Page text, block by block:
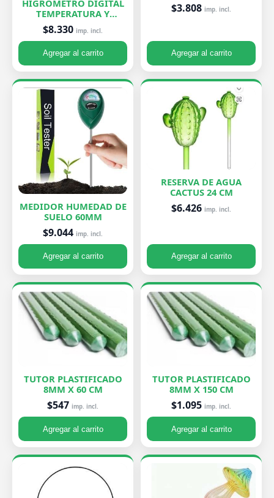
HIGROMETRO DIGITAL
TEMPERATURA Y
HUMEDAD
$8.330 imp. incl.
Agregar al carrito
$3.808 imp. incl.
Agregar al carrito
MEDIDOR HUMEDAD DE
SUELO 60MM
$9.044 imp. incl.
Agregar al carrito
RESERVA DE AGUA
CACTUS 24 CM
$6.426 imp. incl.
Agregar al carrito
TUTOR PLASTIFICADO
8MM X 60 CM
$547 imp. incl.
Agregar al carrito
TUTOR PLASTIFICADO
8MM X 150 CM
$1.095 imp. incl.
Agregar al carrito